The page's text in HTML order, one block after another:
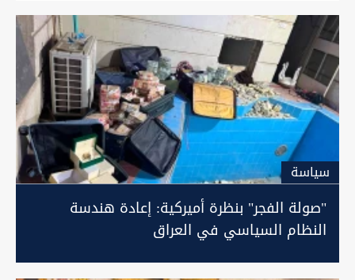
سیاسة
"صولة الفجر" بنظرة أميركية: إعادة هندسة
النظام السياسي في العراق